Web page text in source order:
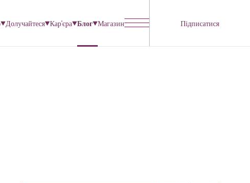
Долучайтеся Кар'єра Блог Магазин Підписатися